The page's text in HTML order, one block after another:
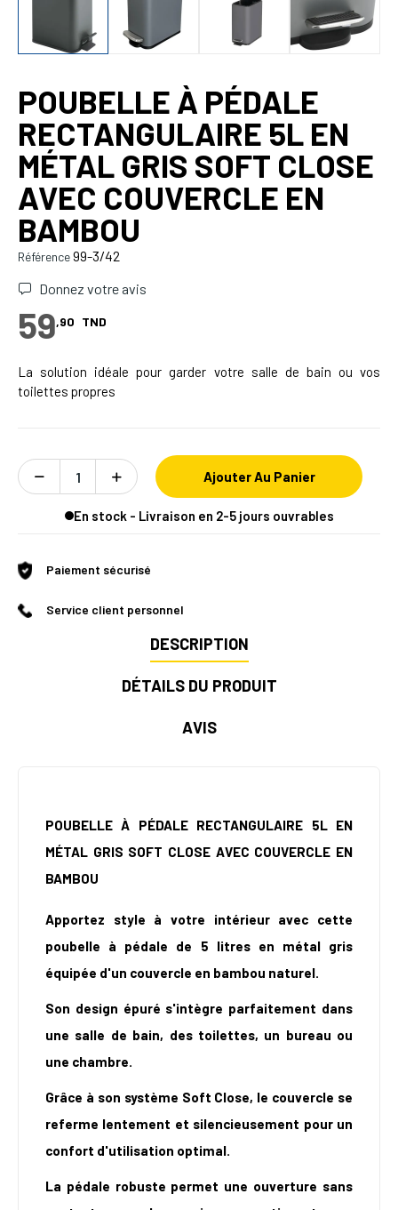
POUBELLE À PÉDALE
RECTANGULAIRE 5L EN
MÉTAL GRIS SOFT CLOSE
AVEC COUVERCLE EN
BAMBOU
Référence99-3/42
Donnez votre avis
59,90 TND
La solution idéale pour garder votre salle de bain ou vos
toilettes propres
Ajouter Au Panier
En stock - Livraison en 2-5 jours ouvrables
Paiement sécurisé
Service client personnel
DESCRIPTION
DÉTAILS DU PRODUIT
AVIS
POUBELLE À PÉDALE RECTANGULAIRE 5L EN
MÉTAL GRIS SOFT CLOSE AVEC COUVERCLE EN
BAMBOU
Apportez style à votre intérieur avec cette
poubelle à pédale de 5 litres en métal gris
équipée d'un couvercle en bambou naturel.
Son design épuré s'intègre parfaitement dans
une salle de bain, des toilettes, un bureau ou
une chambre.
Grâce à son système Soft Close, le couvercle se
referme lentement et silencieusement pour un
confort d'utilisation optimal.
La pédale robuste permet une ouverture sans